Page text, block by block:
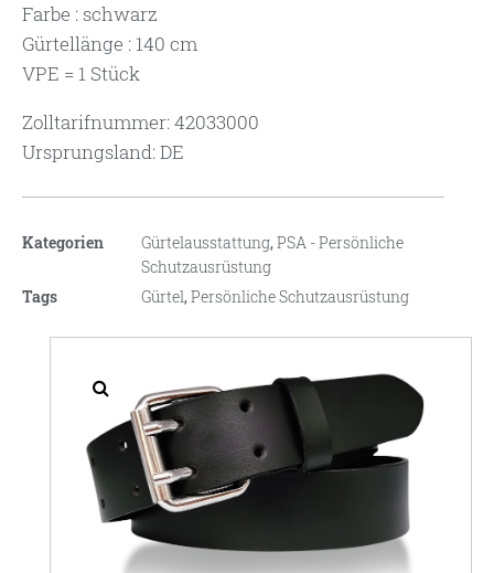
Farbe : schwarz
Gürtellänge : 140 cm
VPE = 1 Stück
Zolltarifnummer: 42033000
Ursprungsland: DE
Kategorien Gürtelausstattung,PSA - Persönliche
Schutzausrüstung
Tags
Gürtel,Persönliche Schutzausrüstung